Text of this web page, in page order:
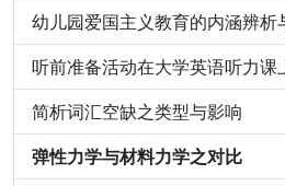
幼儿园爱国主义教育的内涵辨析
听前准备活动在大学英语听力课
简析词汇空缺之类型与影响
弹性力学与材料力学之对比